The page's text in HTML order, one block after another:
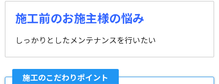
施工前のお施主様の悩み
しっかりとしたメンテナンスを行いたい
施工のこだわりポイント